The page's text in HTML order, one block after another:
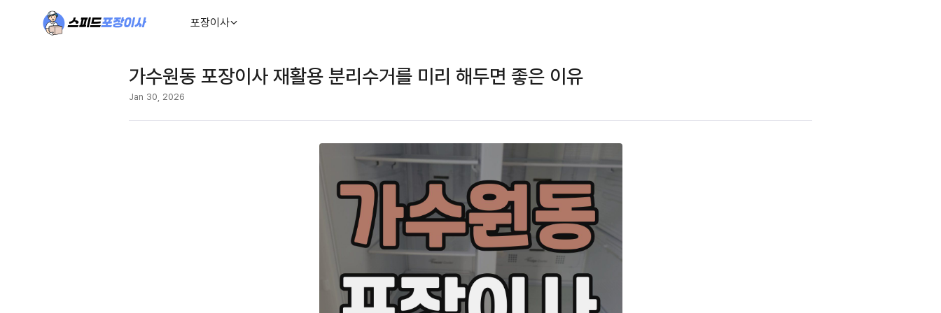
포장이사
가수원동 포장이사 재활용 분리수거를 미리 해두면 좋은 이유
Jan 30, 2026